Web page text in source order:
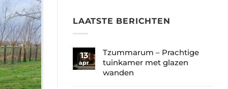
LAATSTE BERICHTEN
13
apr
Tzummarum – Prachtige
tuinkamer met glazen
wanden